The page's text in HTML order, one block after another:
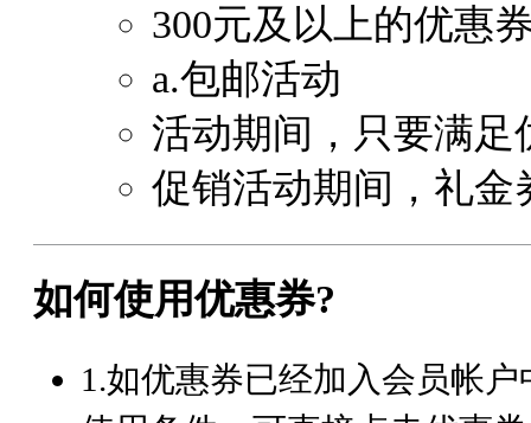
300元及以上的优惠
a.包邮活动
活动期间，只要满
促销活动期间，礼金
如何使用优惠券?
1.如优惠券已经加入会员帐